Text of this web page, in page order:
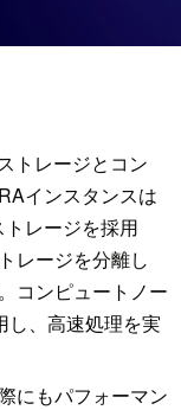
トレージとコン
インスタンスは
レージを採⽤
レージを分離し
コンピュートノー
し、⾼速処理を実
にもパフォーマン